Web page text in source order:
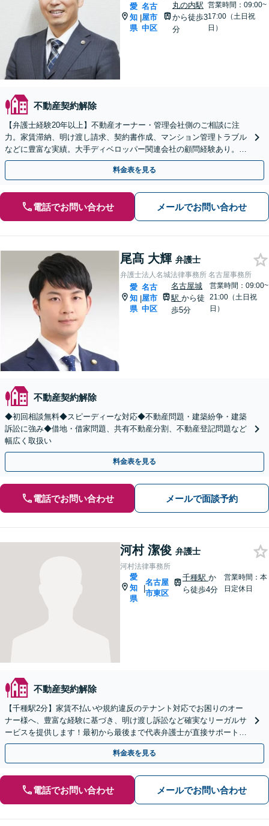
愛
知
県
|
名古
屋市
中区
丸の内駅
から徒歩3
分
営業時間：09:00~
17:00（土日祝
日）
不動産契約解除
【弁護士経験20年以上】不動産オーナー・管理会社側のご相談に注
力。家賃滞納、明け渡し請求、契約書作成、マンション管理トラブル
などに豊富な実績。大手ディベロッパー関連会社の顧問経験あり。収
益物件の相続相談も対応【初回面談無料】
料金表を見る
電話でお問い合わせ メールでお問い合わせ
尾髙 大輝 弁護士
弁護士法人名城法律事務所 名古屋事務所
愛
知
県
|
名古
屋市
中区
名古屋城
駅から徒
歩5分
営業時間：09:00~
21:00（土日祝
日）
不動産契約解除
◆初回相談無料◆スピーディーな対応◆不動産問題・建築紛争・建築
訴訟に強み◆借地・借家問題、共有不動産分割、不動産登記問題など
幅広く取扱い
料金表を見る
電話でお問い合わせ メールで面談予約
河村 潔俊 弁護士
河村法律事務所
愛
知
県
|
名古屋
市東区
千種駅 か
ら徒歩4分
営業時間：本
日定休日
不動産契約解除
【千種駅2分】家賃不払いや規約違反のテナント対応でお困りのオー
ナー様へ、豊富な経験に基づき、明け渡し訴訟など確実なリーガルサ
ービスを提供します！最初から最後まで代表弁護士が直接サポート！
【土日夜間対応可】【オンライン対応可】
料金表を見る
電話でお問い合わせ メールでお問い合わせ